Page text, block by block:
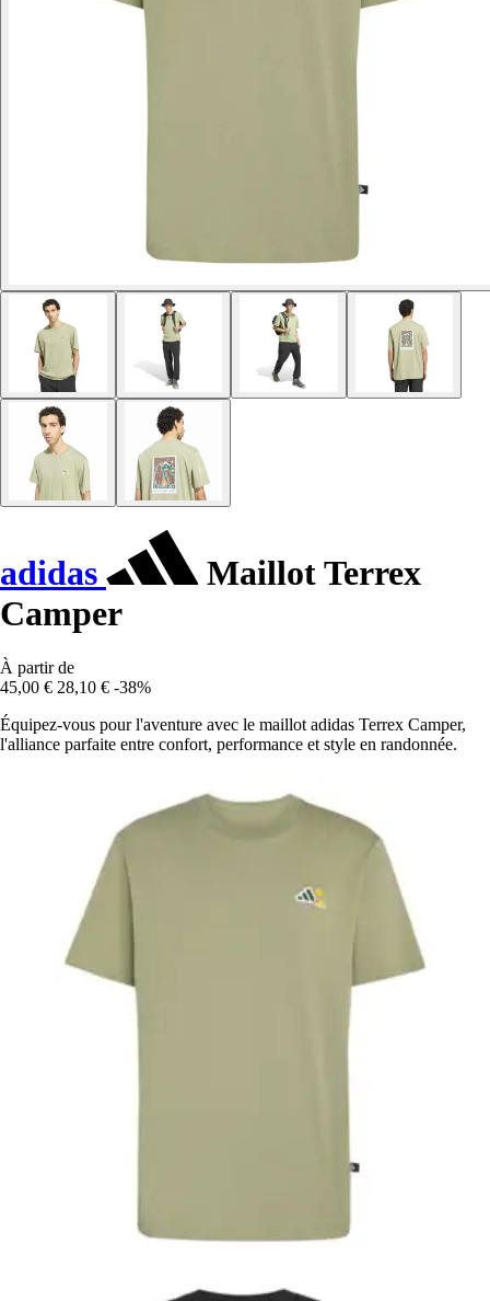
adidas
Maillot Terrex
Camper
À partir de
45,00 € 28,10 € -38%
Équipez-vous pour l'aventure avec le maillot adidas Terrex Camper,
l'alliance parfaite entre confort, performance et style en randonnée.